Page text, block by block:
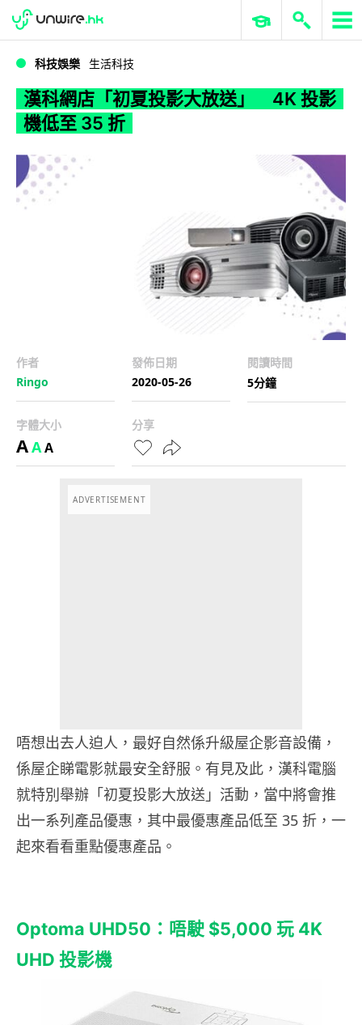
WWDC 2026 ERP 與商業 AI
科技娛樂 生活科技
漢科網店「初夏投影大放送」 4K 投影
機低至 35 折
作者
Ringo
發佈日期
2020-05-26
閱讀時間
5分鐘
字體大小
AAA
分享
ADVERTISEMENT
唔想出去人迫人，最好自然係升級屋企影音設備，
係屋企睇電影就最安全舒服。有見及此，漢科電腦
就特別舉辦「初夏投影大放送」活動，當中將會推
出一系列產品優惠，其中最優惠產品低至 35 折，一
起來看看重點優惠產品。
Optoma UHD50：唔駛 $5,000 玩 4K
UHD 投影機